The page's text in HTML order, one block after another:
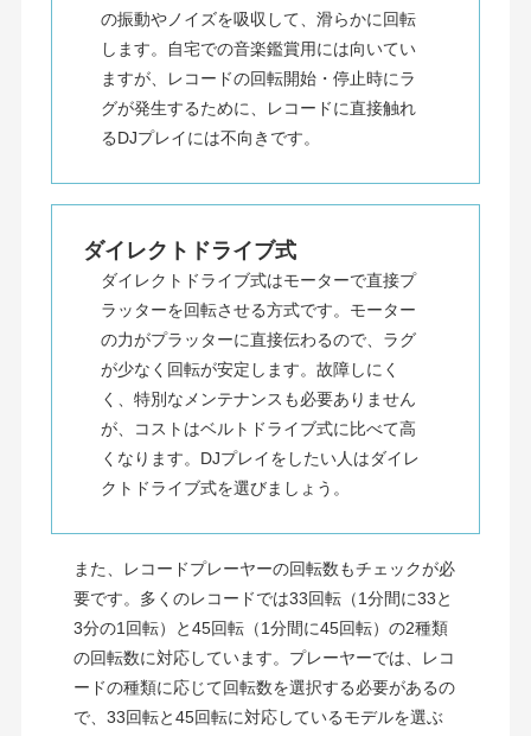
の振動やノイズを吸収して、滑らかに回転
します。自宅での音楽鑑賞用には向いてい
ますが、レコードの回転開始・停止時にラ
グが発生するために、レコードに直接触れ
るDJプレイには不向きです。
ダイレクトドライブ式
ダイレクトドライブ式はモーターで直接プ
ラッターを回転させる方式です。モーター
の力がプラッターに直接伝わるので、ラグ
が少なく回転が安定します。故障しにく
く、特別なメンテナンスも必要ありません
が、コストはベルトドライブ式に比べて高
くなります。DJプレイをしたい人はダイレ
クトドライブ式を選びましょう。
また、レコードプレーヤーの回転数もチェックが必
要です。多くのレコードでは33回転（1分間に33と
3分の1回転）と45回転（1分間に45回転）の2種類
の回転数に対応しています。プレーヤーでは、レコ
ードの種類に応じて回転数を選択する必要があるの
で、33回転と45回転に対応しているモデルを選ぶ